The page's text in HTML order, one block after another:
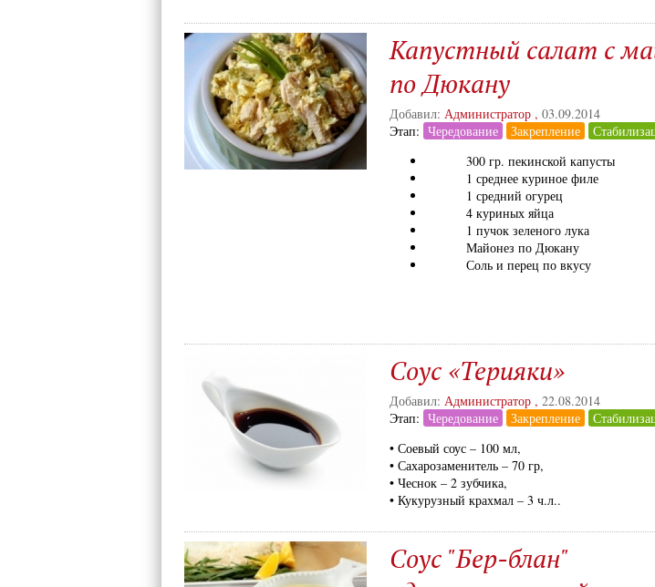
Капустный салат с
по Дюкану
Добавил: Администратор , 03.09.2014
Этап: Чередование Закрепление
300 гр. пекинской капусты
1 среднее куриное филе
1 средний огурец
4 куриных яйца
1 пучок зеленого лука
Майонез по Дюкану
Соль и перец по вкусу
Соус «Терияки»
Добавил: Администратор , 22.08.2014
Этап: Чередование Закрепление
• Соевый соус – 100 мл,
• Сахарозаменитель – 70 гр,
• Чеснок – 2 зубчика,
• Кукурузный крахмал – 3 ч.л..
Соус "Бер-блан"